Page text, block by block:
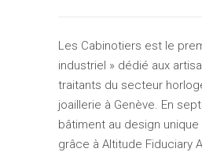
Les Cabinotiers est le
industriel » dédié aux
traitants du secteur
joaillerie à Genève. En
bâtiment au design
grâce à Altitude Fiduciary